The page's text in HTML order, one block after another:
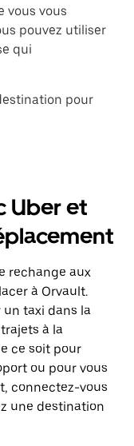
vous vous
pouvez utiliser
qui
pour
Uber et
rechange aux
à Orvault.
un taxi dans la
à la
ce soit pour
ou pour vous
connectez-vous
une destination